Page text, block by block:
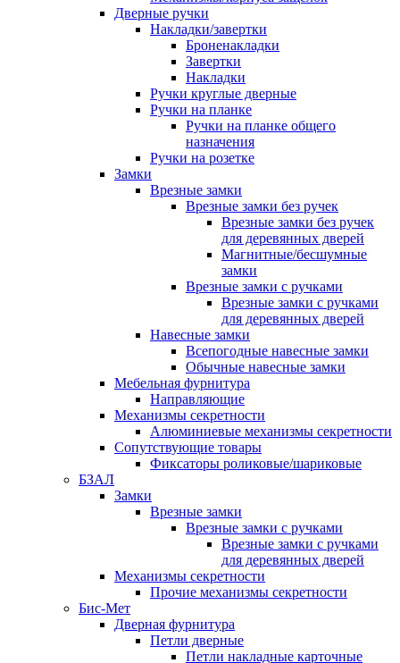
Дверные ручки
Накладки/завертки
Броненакладки
Завертки
Накладки
Ручки круглые дверные
Ручки на планке
Ручки на планке общего
назначения
Ручки на розетке
Замки
Врезные замки
Врезные замки без ручек
Врезные замки без ручек
для деревянных дверей
Магнитные/бесшумные
замки
Врезные замки с ручками
Врезные замки с ручками
для деревянных дверей
Навесные замки
Всепогодные навесные замки
Обычные навесные замки
Мебельная фурнитура
Направляющие
Механизмы секретности
Алюминиевые механизмы секретности
Сопутствующие товары
Фиксаторы роликовые/шариковые
БЗАЛ
Замки
Врезные замки
Врезные замки с ручками
Врезные замки с ручками
для деревянных дверей
Механизмы секретности
Прочие механизмы секретности
Бис-Мет
Дверная фурнитура
Петли дверные
Петли накладные карточные